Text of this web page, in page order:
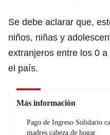
Se debe aclarar que,
niños, niñas y
extranjeros entre los 0
el país.
Más información
Pago de Ingreso Solidario
madres cabeza de hogar